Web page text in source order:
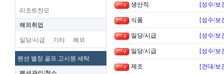
리조트찬모
해외취업
일당/시급 기타 해외
펜션 별장.골프.고시원 세탁
생산직 [성수/보
식품 [성수/보
일당/시급 [성수/보
일당/시급 [성수/보
제조 [건대/보